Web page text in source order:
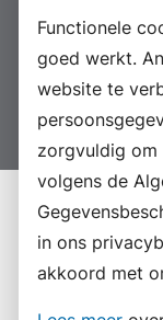
Functionele
goed werkt.
website te
zorgvuldig om
volgens de
in ons
akkoord met
Sitemap
Suggesties